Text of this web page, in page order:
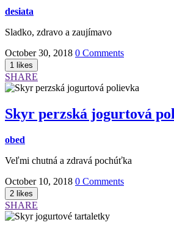
desiata
Sladko, zdravo a zaujímavo
October 30, 2018 0 Comments
SHARE
Skyr perzská jogurtová
obed
Veľmi chutná a zdravá pochúťka
October 10, 2018 0 Comments
SHARE